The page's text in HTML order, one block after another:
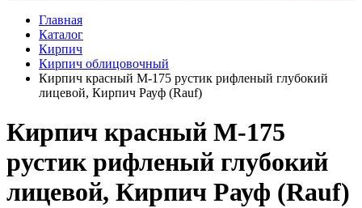
Главная
Каталог
Кирпич
Кирпич облицовочный
Кирпич красный М-175 рустик рифленый глубокий
лицевой, Кирпич Рауф (Rauf)
Кирпич красный М-175
рустик рифленый глубокий
лицевой, Кирпич Рауф (Rauf)